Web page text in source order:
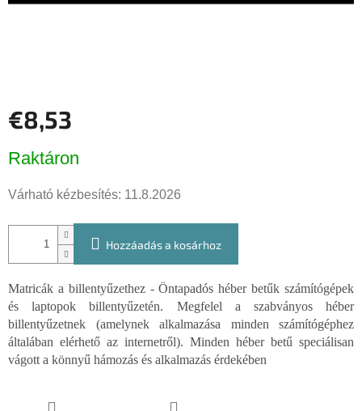
€8,53
Raktáron
Várható kézbesítés: 11.8.2026
Hozzáadás a kosárhoz
Matricák a billentyűzethez - Öntapadós héber betűk számítógépek
és laptopok billentyűzetén. Megfelel a szabványos héber
billentyűzetnek (amelynek alkalmazása minden számítógéphez
általában elérhető az internetről). Minden héber betű speciálisan
vágott a könnyű hámozás és alkalmazás érdekében